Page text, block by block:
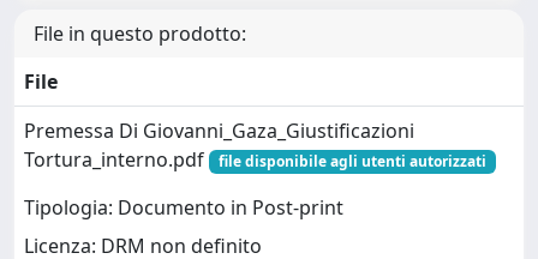
File in questo prodotto:
File
Premessa Di Giovanni_Gaza_Giustificazioni
Tortura_interno.pdf
file disponibile agli utenti autorizzati
Tipologia: Documento in Post-print
Licenza: DRM non definito